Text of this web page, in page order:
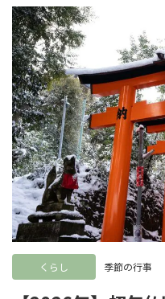
くらし 季節の行事